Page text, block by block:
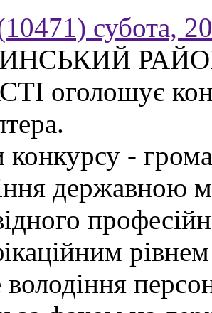
субота,
оголошує
-
державною
володіння